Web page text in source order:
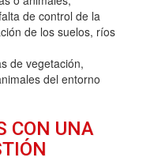
de control de la
de los suelos, ríos
de vegetación,
del entorno
CON UNA